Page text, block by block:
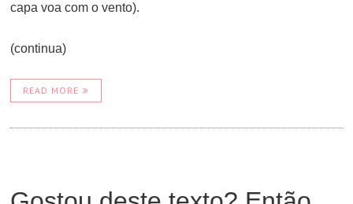
capa voa com o vento).
(continua)
READ MORE